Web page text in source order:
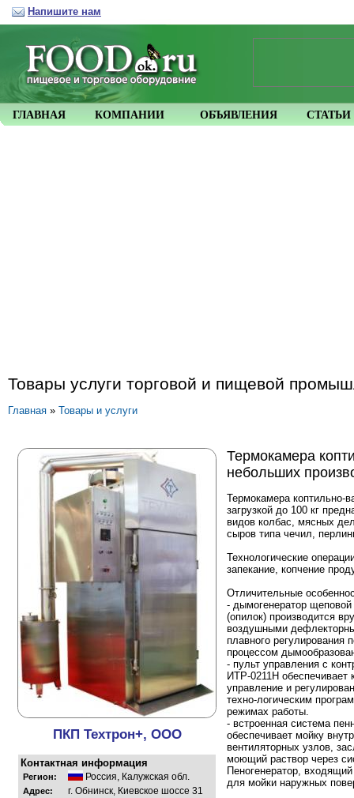
Товары услуги торговой и пищевой
Главная » Товары и услуги
ПКП Техтрон+, ООО
Контактная информация
Регион: Россия Калужская обл.
Адрес: г. Обнинск, Киевское шоссе 31
Термокамера
небольших
Термокамера коптильно-
загрузкой до 100 кг
видов колбас, мясных
сыров типа чечил,
Технологические
запекание, копчение
Отличительные
- дымогенератор
(опилок) производится
воздушными
плавного регулирования
процессом
- пульт управления с
ИТР-0211Н обеспечивает
управление и
техно-логическим
режимах работы.
- встроенная система
обеспечивает мойку
вентиляторных узлов,
моющий раствор через
Пеногенератор,
для мойки наружных
ГЛАВНАЯ КОМПАНИИ ОБЪЯВЛЕНИЯ СТАТЬИ
Напишите нам